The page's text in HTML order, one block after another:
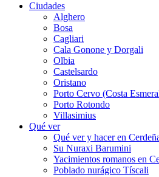
Ciudades
Alghero
Bosa
Cagliari
Cala Gonone y Dorgali
Olbia
Castelsardo
Oristano
Porto Cervo (Costa
Porto Rotondo
Villasimius
Qué ver
Qué ver y hacer en
Su Nuraxi Barumini
Yacimientos romanos en
Poblado nurágico Tíscali